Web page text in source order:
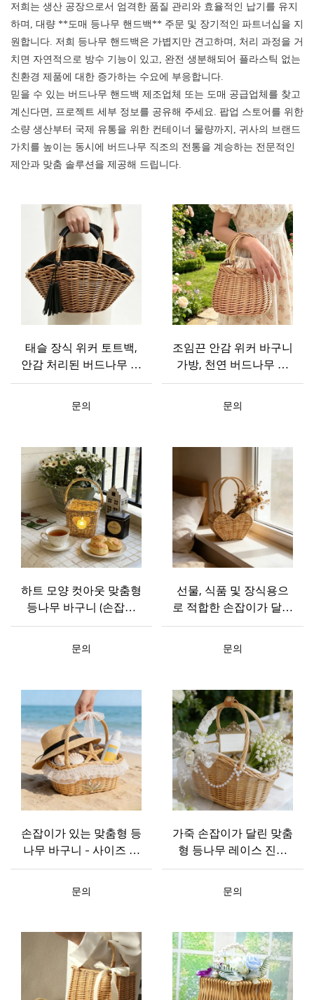
저희는 생산 공장으로서 엄격한 품질 관리와 효율적인 납기를 유지
하며, 대량 **도매 등나무 핸드백** 주문 및 장기적인 파트너십을 지
원합니다. 저희 등나무 핸드백은 가볍지만 견고하며, 처리 과정을 거
치면 자연적으로 방수 기능이 있고, 완전 생분해되어 플라스틱 없는
친환경 제품에 대한 증가하는 수요에 부응합니다.
믿을 수 있는 버드나무 핸드백 제조업체 또는 도매 공급업체를 찾고
계신다면, 프로젝트 세부 정보를 공유해 주세요. 팝업 스토어를 위한
소량 생산부터 국제 유통을 위한 컨테이너 물량까지, 귀사의 브랜드
가치를 높이는 동시에 버드나무 직조의 전통을 계승하는 전문적인
제안과 맞춤 솔루션을 제공해 드립니다.
태슬 장식 위커 토트백,
안감 처리된 버드나무 바
구니 핸드백, 레트로 마
켓 바구니 지갑, 미니멀
리스트 맞춤 제작 숄더백
문의
조임끈 안감 위커 바구니
가방, 천연 버드나무 핸
드백, 양손잡이 마켓 토
트백, 맞춤 제작 수공예
바구니 지갑 제품 설명
문의
하트 모양 컷아웃 맞춤형
등나무 바구니 (손잡이
포함) | 크기, 색상 및 로
고 맞춤 제작 가능
문의
선물, 식품 및 장식용으
로 적합한 손잡이가 달린
맞춤형 하트 모양 등나무
바구니
문의
손잡이가 있는 맞춤형 등
나무 바구니 - 사이즈 및
색상 옵션
문의
가죽 손잡이가 달린 맞춤
형 등나무 레이스 진주
손잡이 바구니
문의